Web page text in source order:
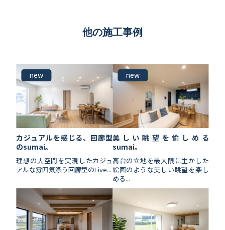
他の施工事例
new
カジュアルを感じる、回廊型
のsumai。
理想の大空間を実現したカジュ
アルな雰囲気漂う回廊型のLive...
new
美しい眺望を愉しめる
sumai。
高台の立地を最大限に生かした
絵画のような美しい眺望を楽し
める...